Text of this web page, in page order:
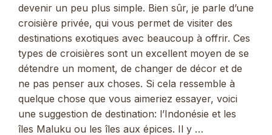
devenir un peu plus simple. Bien sûr, je parle d’une
croisière privée, qui vous permet de visiter des
destinations exotiques avec beaucoup à offrir. Ces
types de croisières sont un excellent moyen de se
détendre un moment, de changer de décor et de
ne pas penser aux choses. Si cela ressemble à
quelque chose que vous aimeriez essayer, voici
une suggestion de destination: l’Indonésie et les
îles Maluku ou les îles aux épices. Il y …